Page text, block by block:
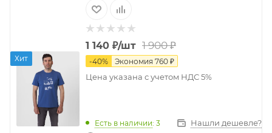
Хит
1 140 ₽/шт 1 900₽
-40% Экономия 760 ₽
Цена указана с учетом НДС 5%
Есть в наличии: 3 Нашли дешевле?